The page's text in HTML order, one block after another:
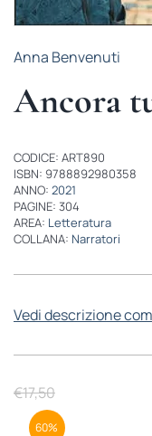
Anna Benvenuti
Ancora
CODICE: ART890
ISBN: 9788892980358
ANNO: 2021
PAGINE: 304
AREA: Letteratura
COLLANA: Narratori
Vedi descrizione
€17,50
60%